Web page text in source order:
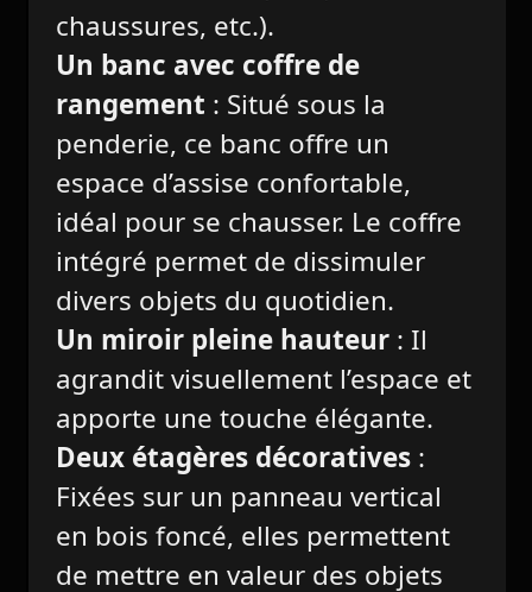
chaussures, etc.).
Un banc avec coffre de
rangement : Situé sous la
penderie, ce banc offre un
espace d’assise confortable,
idéal pour se chausser. Le coffre
intégré permet de dissimuler
divers objets du quotidien.
Un miroir pleine hauteur: Il
agrandit visuellement l’espace et
apporte une touche élégante.
Deux étagères décoratives:
Fixées sur un panneau vertical
en bois foncé, elles permettent
de mettre en valeur des objets